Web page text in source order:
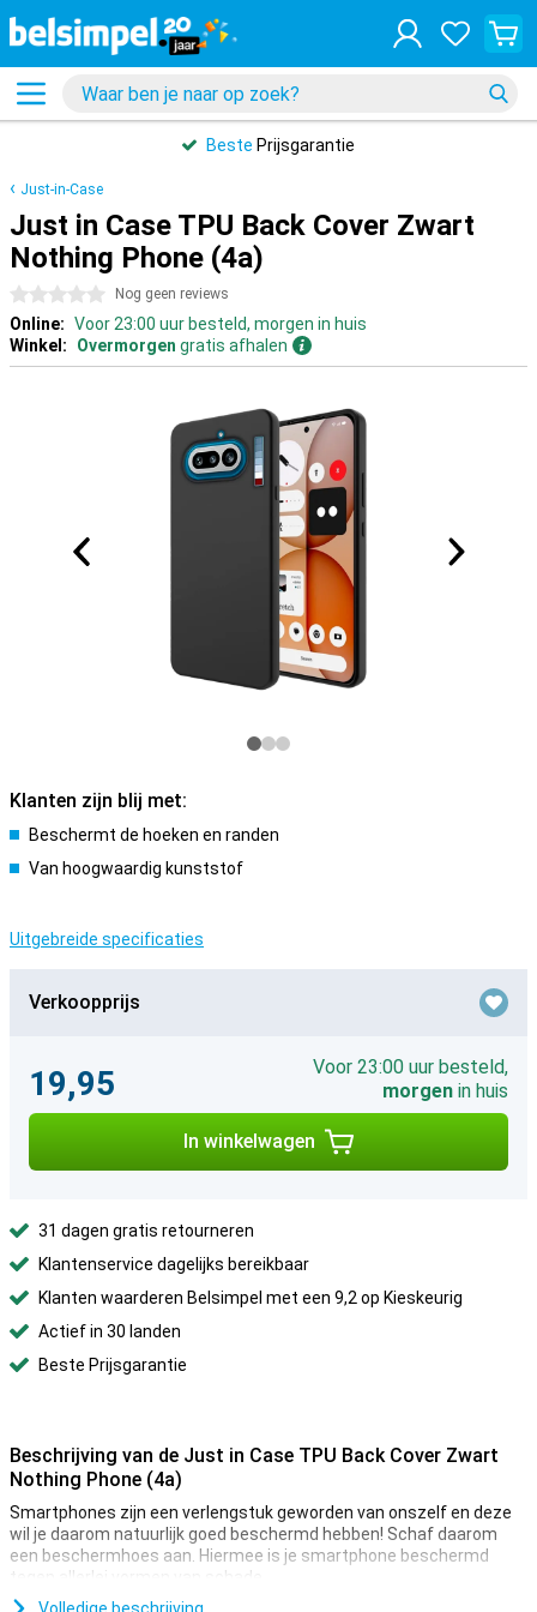
Beste Prijsgarantie
Just-in-Case
Just in Case TPU Back Cover Zwart
Nothing Phone (4a)
0 sterren Nog geen reviews
Online: Voor 23:00 uur besteld, morgen in huis
Winkel:
Overmorgen gratis afhalen
Klanten zijn blij met:
Beschermt de hoeken en randen
Van hoogwaardig kunststof
Uitgebreide specificaties
Verkoopprijs
19,95
Voor 23:00 uur besteld,
morgen in huis
In winkelwagen
31 dagen gratis retourneren
Klantenservice dagelijks bereikbaar
Klanten waarderen Belsimpel met een 9,2 op Kieskeurig
Actief in 30 landen
Beste Prijsgarantie
Beschrijving van de Just in Case TPU Back Cover Zwart
Nothing Phone (4a)
Smartphones zijn een verlengstuk geworden van onszelf en deze
wil je daarom natuurlijk goed beschermd hebben! Schaf daarom
een beschermhoes aan. Hiermee is je smartphone beschermd
tegen allerlei vormen van schade.